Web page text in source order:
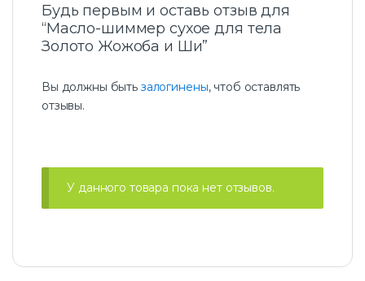
Будь первым и оставь отзыв для
“Масло-шиммер сухое для тела
Золото Жожоба и Ши”
Вы должны быть залогинены, чтоб оставлять
отзывы.
У данного товара пока нет отзывов.